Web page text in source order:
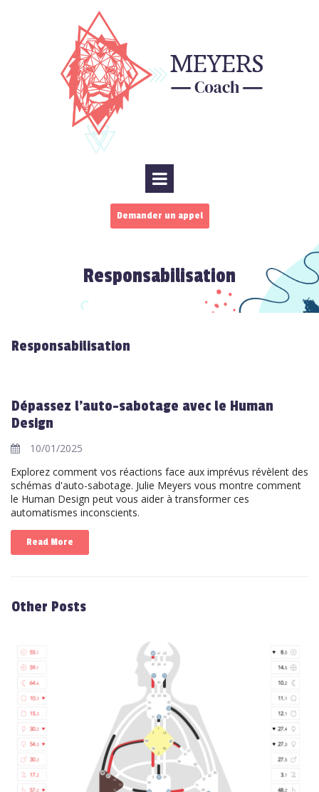
Demander un appel
Responsabilisation
Responsabilisation
Dépassez l'auto-sabotage avec le Human
Design
10/01/2025
Explorez comment vos réactions face aux imprévus révèlent des
schémas d'auto-sabotage. Julie Meyers vous montre comment
le Human Design peut vous aider à transformer ces
automatismes inconscients.
Read More
Other Posts